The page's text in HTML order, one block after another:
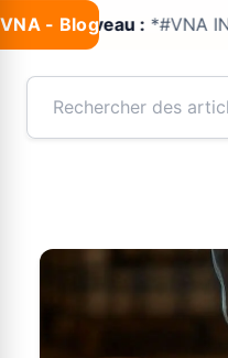
VNA - BlogNouveau :*#VNA